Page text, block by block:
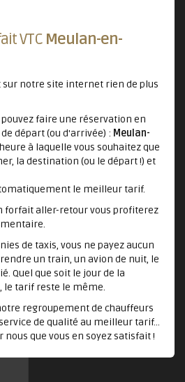
VTC Meulan-en-
notre site internet rien de plus
pouvez faire une réservation en
départ (ou d'arrivée) : Meulan-
à laquelle vous souhaitez que
la destination (ou le départ !) et
le meilleur tarif.
forfait aller-retour vous profiterez
de taxis, vous ne payez aucun
un train, un avion de nuit, le
Quel que soit le jour de la
le tarif reste le même.
regroupement de chauffeurs
de qualité au meilleur tarif...
que vous en soyez satisfait !